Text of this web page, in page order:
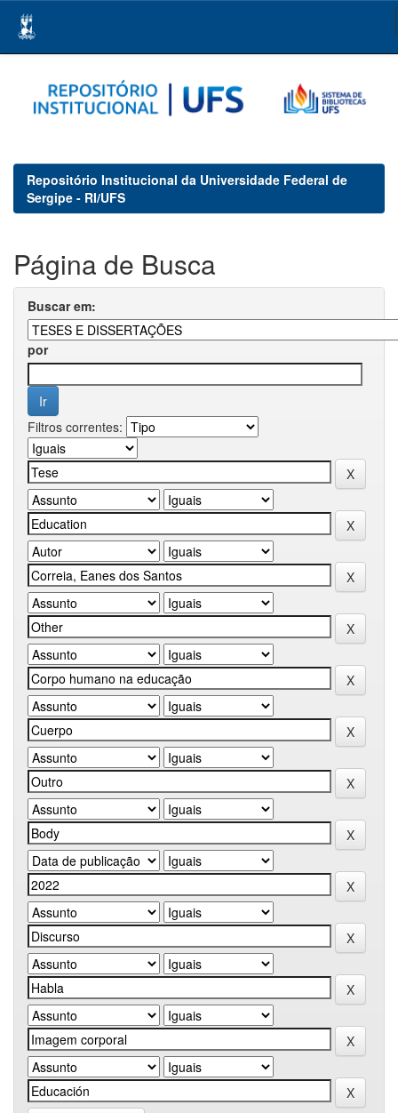
navigation
Repositório Institucional da Universidade Federal de
Sergipe - RI/UFS
Página de Busca
Buscar em:
por
Filtros correntes: